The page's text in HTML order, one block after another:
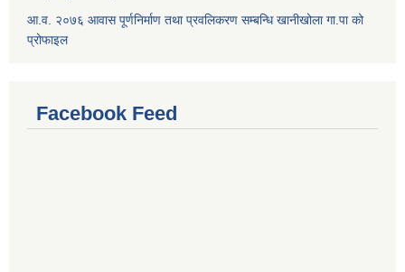
आ.व. २०७६ आवास पूर्णनिर्माण तथा प्रवलिकरण सम्बन्धि खानीखोला गा.पा को
प्रोफाइल
Facebook Feed